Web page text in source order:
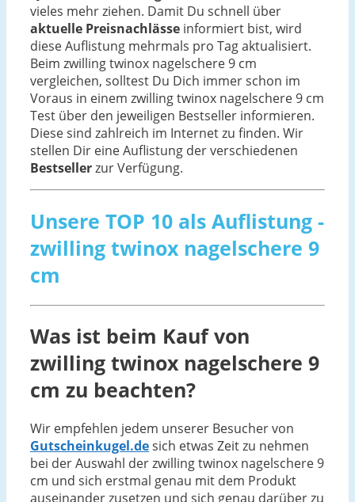
vieles mehr ziehen. Damit Du schnell über
aktuelle Preisnachlässe informiert bist, wird
diese Auflistung mehrmals pro Tag aktualisiert.
Beim zwilling twinox nagelschere 9 cm
vergleichen, solltest Du Dich immer schon im
Voraus in einem zwilling twinox nagelschere 9 cm
Test über den jeweiligen Bestseller informieren.
Diese sind zahlreich im Internet zu finden. Wir
stellen Dir eine Auflistung der verschiedenen
Bestsellerzur Verfügung.
Unsere TOP 10 als Auflistung -
zwilling twinox nagelschere 9
cm
Was ist beim Kauf von
zwilling twinox nagelschere 9
cm zu beachten?
Wir empfehlen jedem unserer Besucher von
Gutscheinkugel.desich etwas Zeit zu nehmen
bei der Auswahl der zwilling twinox nagelschere 9
cm und sich erstmal genau mit dem Produkt
auseinander zusetzen und sich genau darüber zu